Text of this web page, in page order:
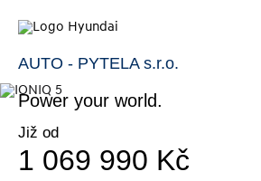
AUTO - PYTELA s.r.o.
IONIQ 5
Power your world.
Již od
1 069 990 Kč